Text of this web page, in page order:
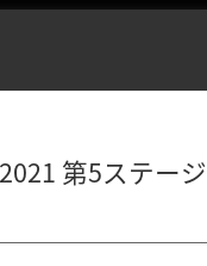
第5ステージ